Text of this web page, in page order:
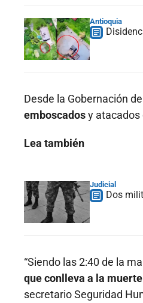
Antioquia
Desde la Gobernación
emboscadosy atacados
Lea también
Judicial
Dos
“Siendo las 2:40 de la
que conlleva a la
secretario Seguridad